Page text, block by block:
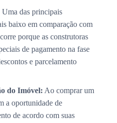
Uma das principais
baixo em comparação com
porque as construtoras
de pagamento na fase
e parcelamento
do Imóvel: Ao comprar um
a oportunidade de
de acordo com suas